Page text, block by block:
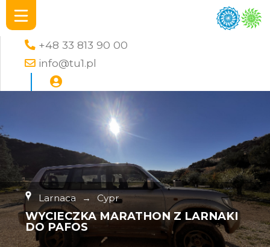
+48 33 813 90 00
info@tu1.pl
Larnaca → Cypr
WYCIECZKA MARATHON Z LARNAKI
DO PAFOS